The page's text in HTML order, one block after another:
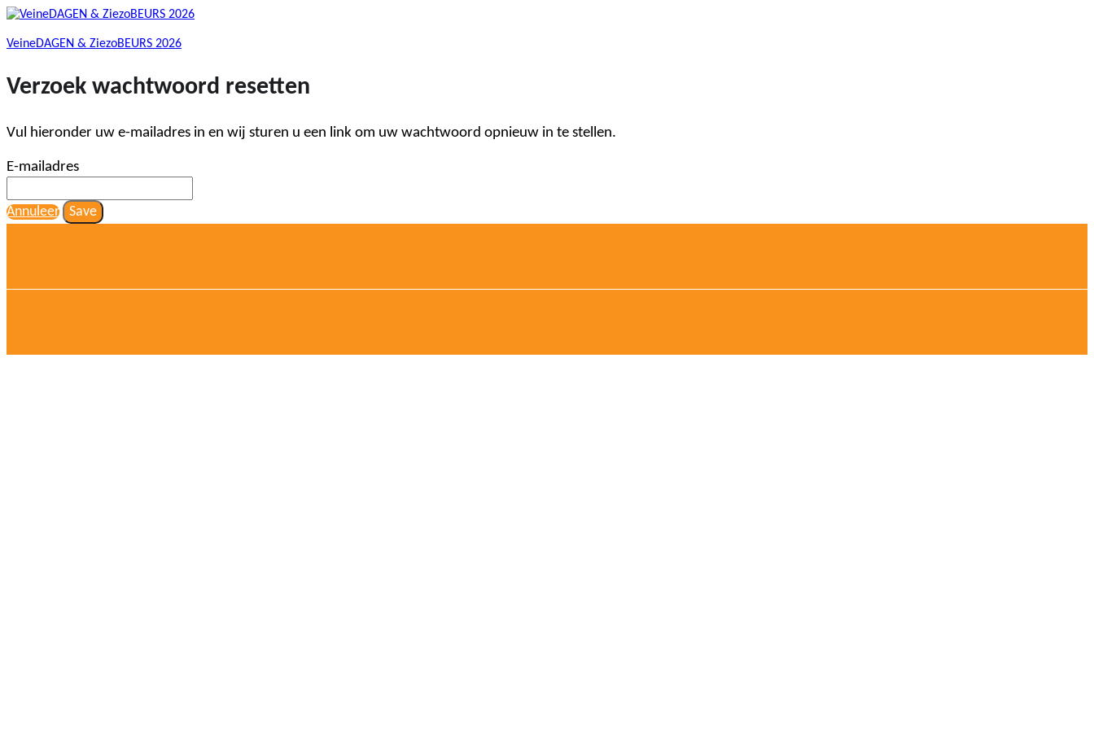
VeineDAGEN & ZiezoBEURS 2026
Verzoek wachtwoord resetten
Vul hieronder uw e-mailadres in en wij sturen u een link om uw wachtwoord opnieuw in te stellen.
E-mailadres
Annuleer Save